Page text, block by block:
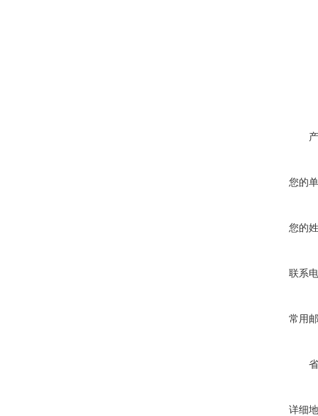
您的
您的
联系
常用
详细